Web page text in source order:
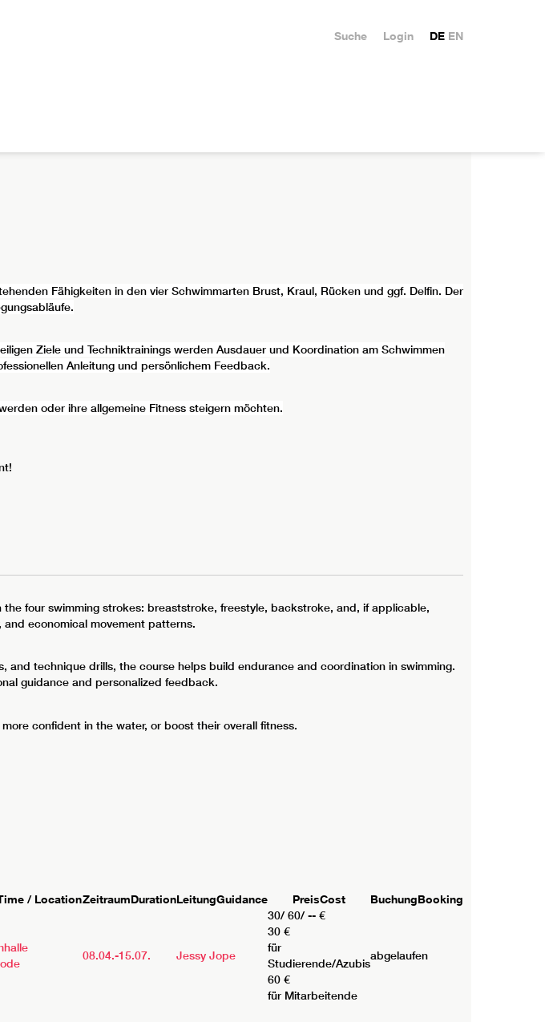
DE EN
Login
Suche
Fähigkeiten in den vier Schwimmarten Brust, Kraul, Rücken und ggf. Delfin. Der
Ziele und Techniktrainings werden Ausdauer und Koordination am Schwimmen
Anleitung und persönlichem Feedback.
oder ihre allgemeine Fitness steigern möchten.
four swimming strokes: breaststroke, freestyle, backstroke, and, if applicable,
economical movement patterns.
technique drills, the course helps build endurance and coordination in swimming.
guidance and personalized feedback.
confident in the water, or boost their overall fitness.
/ LocationZeitraumDurationLeitungGuidance PreisCost BuchungBooking
08.04.-15.07. Jessy Jope
30/ 60/ -- €
30 €
für
Studierende/Azubis
60 €
für Mitarbeitende
abgelaufen